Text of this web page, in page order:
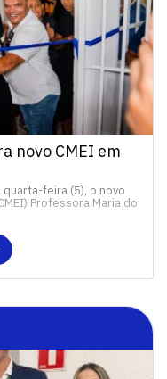
novo CMEI em
quarta-feira (5), o novo
Professora Maria do